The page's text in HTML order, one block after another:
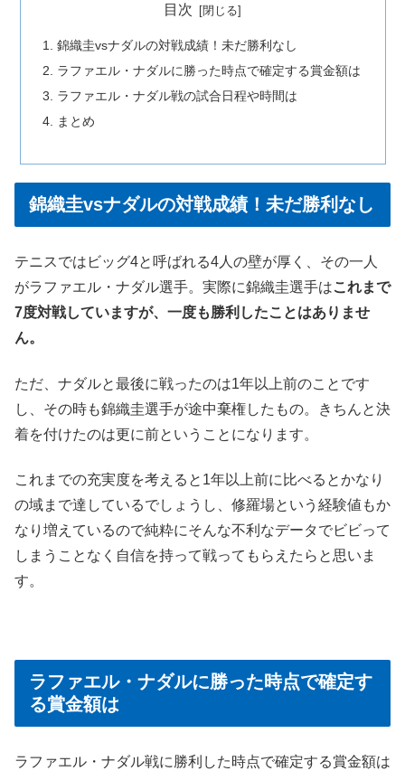
目次
錦織圭vsナダルの対戦成績！未だ勝利なし
ラファエル・ナダルに勝った時点で確定する賞金額は
ラファエル・ナダル戦の試合日程や時間は
まとめ
錦織圭vsナダルの対戦成績！未だ勝利なし
テニスではビッグ4と呼ばれる4人の壁が厚く、その一人
がラファエル・ナダル選手。実際に錦織圭選手はこれまで
7度対戦していますが、一度も勝利したことはありませ
ん。
ただ、ナダルと最後に戦ったのは1年以上前のことです
し、その時も錦織圭選手が途中棄権したもの。きちんと決
着を付けたのは更に前ということになります。
これまでの充実度を考えると1年以上前に比べるとかなり
の域まで達しているでしょうし、修羅場という経験値もか
なり増えているので純粋にそんな不利なデータでビビって
しまうことなく自信を持って戦ってもらえたらと思いま
す。
ラファエル・ナダルに勝った時点で確定す
る賞金額は
ラファエル・ナダル戦に勝利した時点で確定する賞金額は